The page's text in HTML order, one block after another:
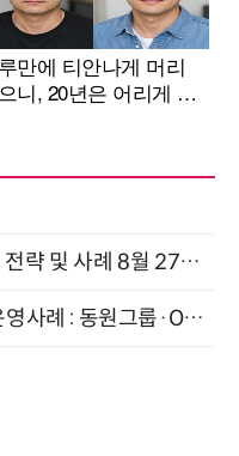
성과를 만드는 AI 에이전트 운영 전략 및 사례 8월 27일 개최
B2B에서 B2C까지, 현장 실제 운영사례 : 동원그룹·OCI·다이닝브랜즈그룹·당근 (8/27)